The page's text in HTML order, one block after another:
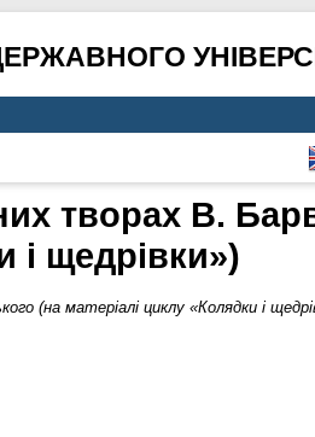
творах В.
і щедрівки»)
(на матеріалі циклу «Колядки і